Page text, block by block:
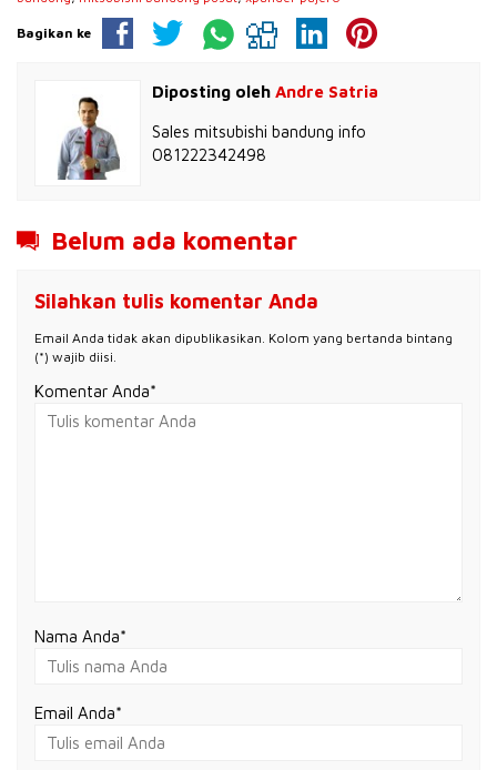
Bagikan ke
Diposting oleh Andre Satria
Sales mitsubishi bandung info
081222342498
Belum ada komentar
Silahkan tulis komentar Anda
Email Anda tidak akan dipublikasikan. Kolom yang bertanda bintang
(*) wajib diisi.
Komentar Anda*
Nama Anda*
Email Anda*